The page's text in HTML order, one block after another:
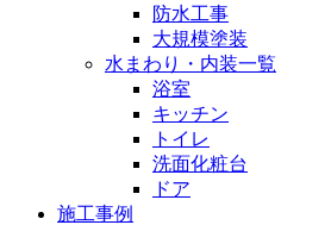
防水工事
大規模塗装
水まわり・内装一覧
浴室
キッチン
トイレ
洗面化粧台
ドア
施工事例